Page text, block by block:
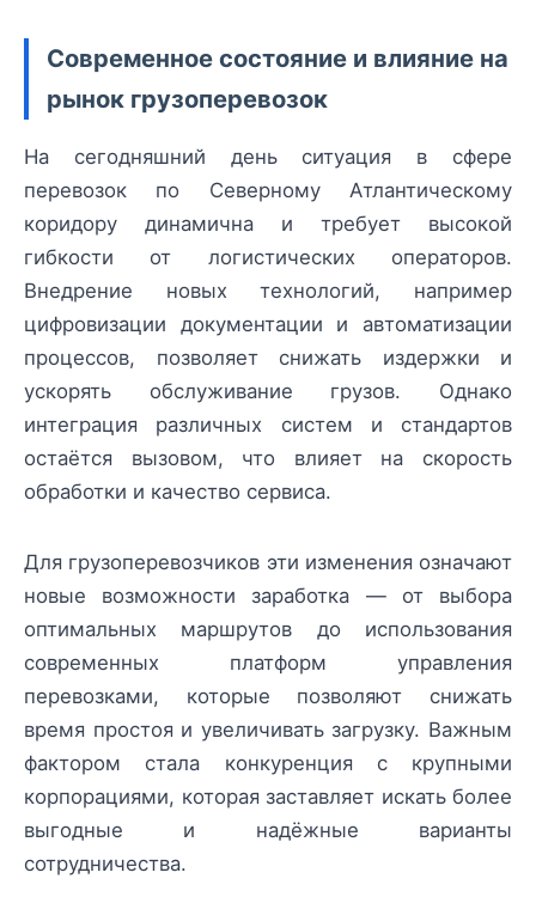
Современное состояние и влияние на
рынок грузоперевозок
На сегодняшний день ситуация в сфере
перевозок по Северному Атлантическому
коридору динамична и требует высокой
гибкости от логистических операторов.
Внедрение новых технологий, например
цифровизации документации и автоматизации
процессов, позволяет снижать издержки и
ускорять обслуживание грузов. Однако
интеграция различных систем и стандартов
остаётся вызовом, что влияет на скорость
обработки и качество сервиса.
Для грузоперевозчиков эти изменения означают
новые возможности заработка — от выбора
оптимальных маршрутов до использования
современных платформ управления
перевозками, которые позволяют снижать
время простоя и увеличивать загрузку. Важным
фактором стала конкуренция с крупными
корпорациями, которая заставляет искать более
выгодные и надёжные варианты
сотрудничества.